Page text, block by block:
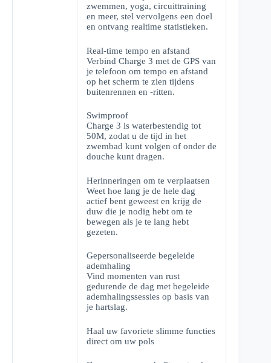
zwemmen, yoga, circuittraining
en meer, stel vervolgens een doel
en ontvang realtime statistieken.
Real-time tempo en afstand
Verbind Charge 3 met de GPS van
je telefoon om tempo en afstand
op het scherm te zien tijdens
buitenrennen en -ritten.
Swimproof
Charge 3 is waterbestendig tot
50M, zodat u de tijd in het
zwembad kunt volgen of onder de
douche kunt dragen.
Herinneringen om te verplaatsen
Weet hoe lang je de hele dag
actief bent geweest en krijg de
duw die je nodig hebt om te
bewegen als je te lang hebt
gezeten.
Gepersonaliseerde begeleide
ademhaling
Vind momenten van rust
gedurende de dag met begeleide
ademhalingssessies op basis van
je hartslag.
Haal uw favoriete slimme functies
direct om uw pols